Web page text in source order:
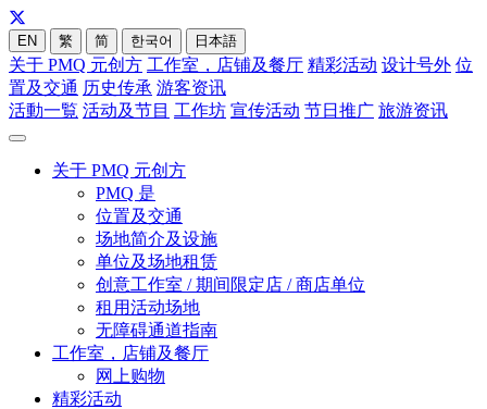
EN 繁 简 한국어 日本語
关于 PMQ 元创方 工作室，店铺及餐厅 精彩活动 设计号外 位
置及交通 历史传承 游客资讯
活動一覧 活动及节目 工作坊 宣传活动 节日推广 旅游资讯
关于 PMQ 元创方
PMQ 是
位置及交通
场地简介及设施
单位及场地租赁
创意工作室 / 期间限定店 / 商店单位
租用活动场地
无障碍通道指南
工作室，店铺及餐厅
网上购物
精彩活动